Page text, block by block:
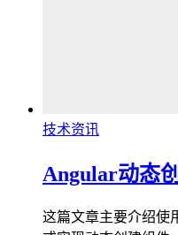
技术资讯
Angular动态
这篇文章主要介绍使